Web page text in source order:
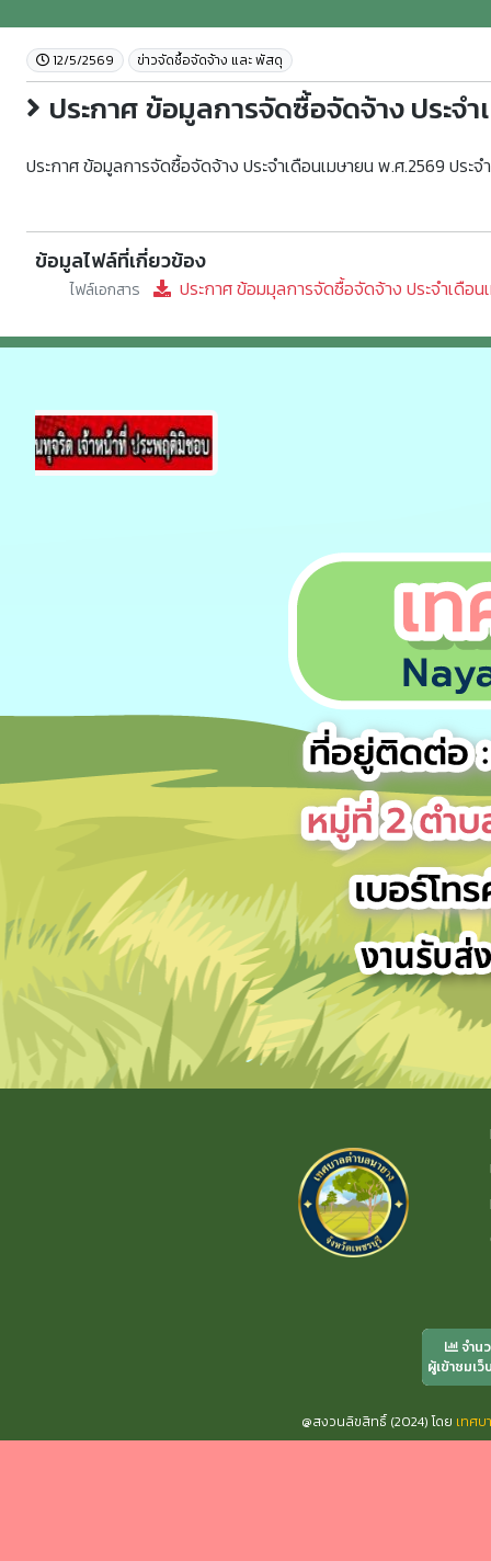
12/5/2569 ข่าวจัดชื้อจัดจ้าง และ พัสดุ
ประกาศ ข้อมูลการจัดซื้อจัดจ้าง ประจ
ประกาศ ข้อมูลการจัดซื้อจัดจ้าง ประจำเดือนเมษายน พ.ศ.2569 ประ
ข้อมูลไฟล์ที่เกี่ยวข้อง
ไฟล์เอกสาร ประกาศ ข้อมมุลการจัดซื้อจัดจ้าง ประจำเดือ
Previous
จำน
ผู้เข้าชมเว็
@สงวนลิขสิทธิ์ (2024) โดย เทศบ